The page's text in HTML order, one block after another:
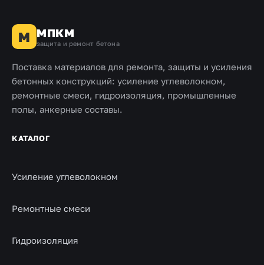
М МПКМ
защита и ремонт бетона
Поставка материалов для ремонта, защиты и усиления
бетонных конструкций: усиление углеволокном,
ремонтные смеси, гидроизоляция, промышленные
полы, анкерные составы.
КАТАЛОГ
Усиление углеволокном
Ремонтные смеси
Гидроизоляция